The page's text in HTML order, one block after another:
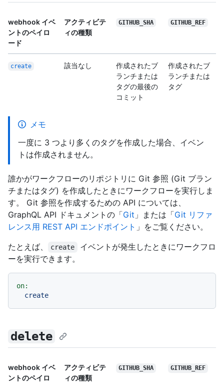
webhook イベ
ントのペイロ
ード
アクティビテ
ィの種類
GITHUB_SHA GITHUB_REF
create 該当なし
作成されたブ
ランチまたは
タグの最後の
コミット
作成されたブ
ランチまたは
タグ
メモ
一度に 3 つより多くのタグを作成した場合、イベン
トは作成されません。
誰かがワークフローのリポジトリに Git 参照 (Git ブラン
チまたはタグ) を作成したときにワークフローを実行しま
す。 Git 参照を作成するための API については、
GraphQL API ドキュメントの「Git 」または「Git リファ
レンス用 REST API エンドポイント 」をご覧ください。
たとえば、
create
イベントが発生したときにワークフロ
ーを実行できます。
on:
create
delete
webhook イベ
ントのペイロ
アクティビテ
ィの種類
GITHUB_SHA GITHUB_REF